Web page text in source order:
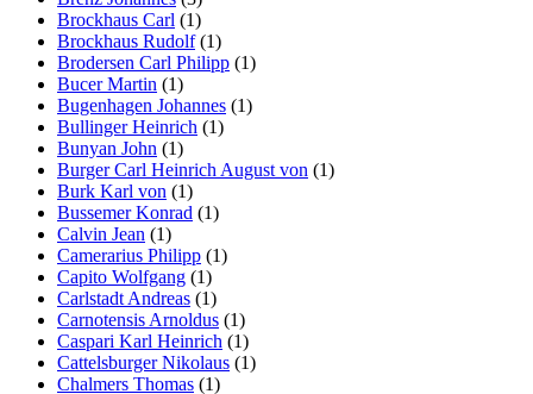
Brockhaus Carl (1)
Brockhaus Rudolf(1)
Brodersen Carl Philipp (1)
Bucer Martin (1)
Bugenhagen Johannes (1)
Bullinger Heinrich (1)
Bunyan John (1)
Burger Carl Heinrich August von (1)
Burk Karl von (1)
Bussemer Konrad (1)
Calvin Jean (1)
Camerarius Philipp (1)
Capito Wolfgang (1)
Carlstadt Andreas (1)
Carnotensis Arnoldus (1)
Caspari Karl Heinrich (1)
Cattelsburger Nikolaus (1)
Chalmers Thomas (1)